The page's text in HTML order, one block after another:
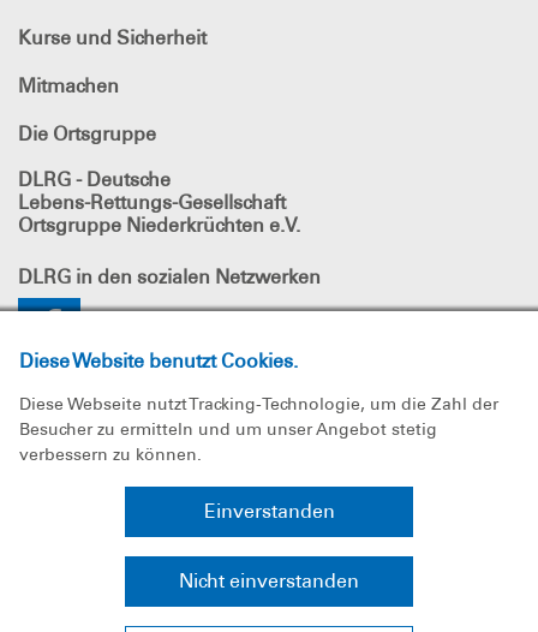
Diese Website benutzt Cookies.
Diese Webseite nutzt Tracking-Technologie, um die Zahl der
Besucher zu ermitteln und um unser Angebot stetig
verbessern zu können.
Einverstanden
Nicht einverstanden
Kurse und Sicherheit
Mitmachen
Die Ortsgruppe
DLRG - Deutsche
Lebens-Rettungs-Gesellschaft
Ortsgruppe Niederkrüchten e.V.
DLRG in den sozialen Netzwerken